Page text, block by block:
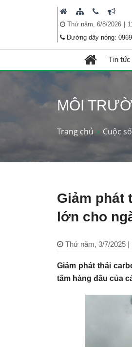
Thứ năm, 6/8/2026|
Đường dây nóng:
Tin tức
MÔI
Trang chủ Cuộc
Giảm phát
lớn cho
Thứ năm, 3/7/2025 |
Giảm phát thải
tâm hàng đầu của